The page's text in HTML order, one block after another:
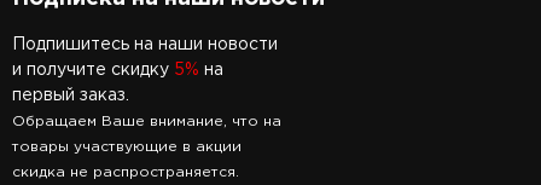
Подпишитесь на наши новости
и получите скидку 5% на
первый заказ.
Обращаем Ваше внимание, что на
товары участвующие в акции
скидка не распространяется.